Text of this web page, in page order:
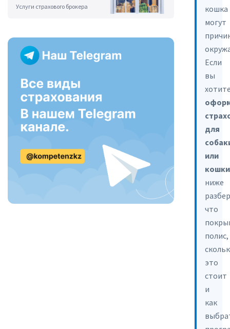
Услуги страхового брокера
кошка
могут
Если
вы
для
или
кошки
ниже
что
полис,
это
стоит
и
как